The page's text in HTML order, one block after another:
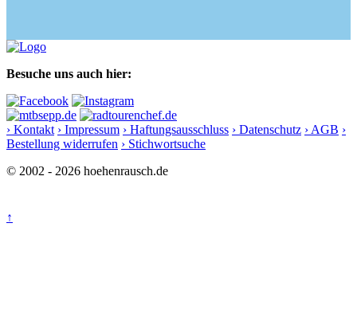
Besuche uns auch hier:
› Kontakt › Impressum › Haftungsausschluss › Datenschutz › AGB ›
Bestellung widerrufen › Stichwortsuche
© 2002 - 2026 hoehenrausch.de
↑